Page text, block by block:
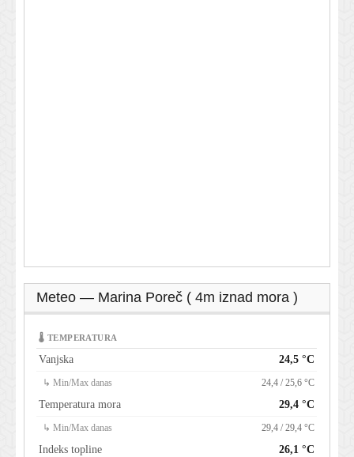
Meteo — Marina Poreč ( 4m iznad mora )
🌡 TEMPERATURA
Vanjska 24,5 °C
↳ Min/Max danas 24,4 / 25,6 °C
Temperatura mora 29,4 °C
↳ Min/Max danas 29,4 / 29,4 °C
Indeks topline
26,1 °C